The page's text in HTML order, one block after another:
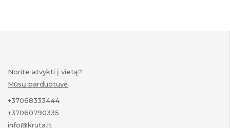
Norite atvykti į vietą?
Mūsų parduotuvė
+37068333444
+37060790335
info@kruta.lt